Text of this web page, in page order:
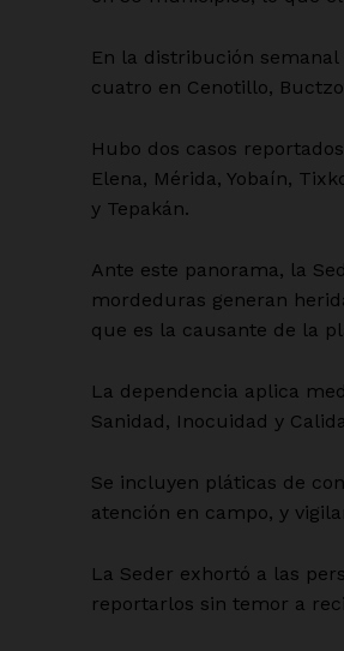
En la distribución semanal
cuatro en Cenotillo,
Hubo dos casos
Elena, Mérida, Yobaín,
y Tepakán.
Ante este panorama, la
mordeduras generan
que es la causante de la
La dependencia aplica
Sanidad, Inocuidad y
Se incluyen pláticas de
atención en campo, y
La Seder exhortó a las
reportarlos sin temor a